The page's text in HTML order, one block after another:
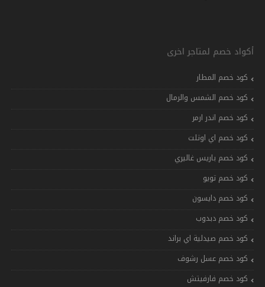
أكواد خصم لمتاجر اخرى
كود خصم المطار
كود خصم الشمس والرمال
كود خصم اندر ارمر
كود خصم اي اوتلت
كود خصم باريس غاليري
كود خصم تويو
كود خصم دايسون
كود خصم دبدوب
كود خصم صيدلية اي براند
كود خصم عسل رشوف
كود خصم فارفيتش